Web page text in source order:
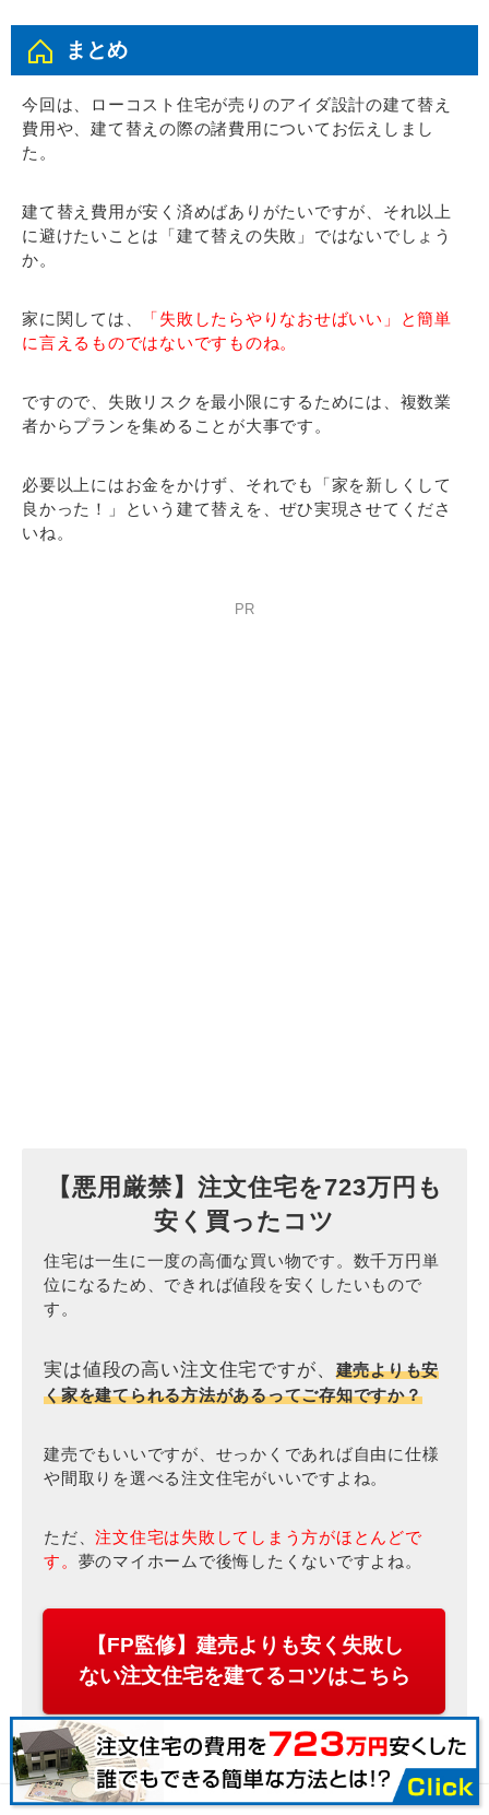
まとめ
今回は、ローコスト住宅が売りのアイダ設計の建て替え
費用や、建て替えの際の諸費用についてお伝えしまし
た。
建て替え費用が安く済めばありがたいですが、それ以上
に避けたいことは「建て替えの失敗」ではないでしょう
か。
家に関しては、
「失敗したらやりなおせばいい」と簡単
に言えるものではないですものね。
ですので、失敗リスクを最小限にするためには、複数業
者からプランを集めることが大事です。
必要以上にはお金をかけず、それでも「家を新しくして
良かった！」という建て替えを、ぜひ実現させてくださ
いね。
PR
【悪用厳禁】注文住宅を723万円も
安く買ったコツ
住宅は一生に一度の高価な買い物です。数千万円単
位になるため、できれば値段を安くしたいもので
す。
実は値段の高い注文住宅ですが、 建売よりも安
く家を建てられる方法があるってご存知ですか？
建売でもいいですが、せっかくであれば自由に仕様
や間取りを選べる注文住宅がいいですよね。
ただ、注文住宅は失敗してしまう方がほとんどで
す。 夢のマイホームで後悔したくないですよね。
【FP監修】建売よりも安く失敗し
ない注文住宅を建てるコツはこちら
※お断り自由・完全無料
サイトマップ